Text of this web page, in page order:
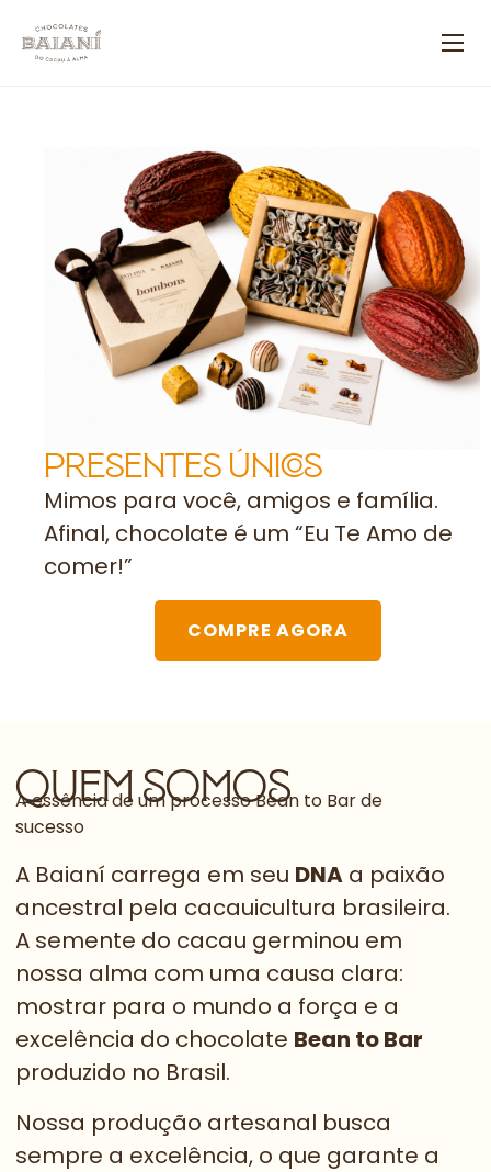
Presentes únicos
Mimos para você, amigos e família.
Afinal, chocolate é um “Eu Te Amo de
comer!”
COMPRE AGORA
quem somos
A essência de um processo Bean to Bar de
sucesso
A Baianí carrega em seu DNA a paixão
ancestral pela cacauicultura brasileira.
A semente do cacau germinou em
nossa alma com uma causa clara:
mostrar para o mundo a força e a
excelência do chocolate Bean to Bar
produzido no Brasil.
Nossa produção artesanal busca
sempre a excelência, o que garante a